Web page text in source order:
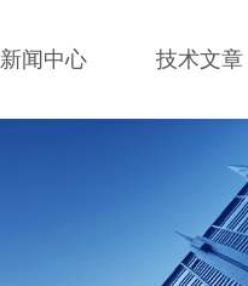
新闻中心 技术文章